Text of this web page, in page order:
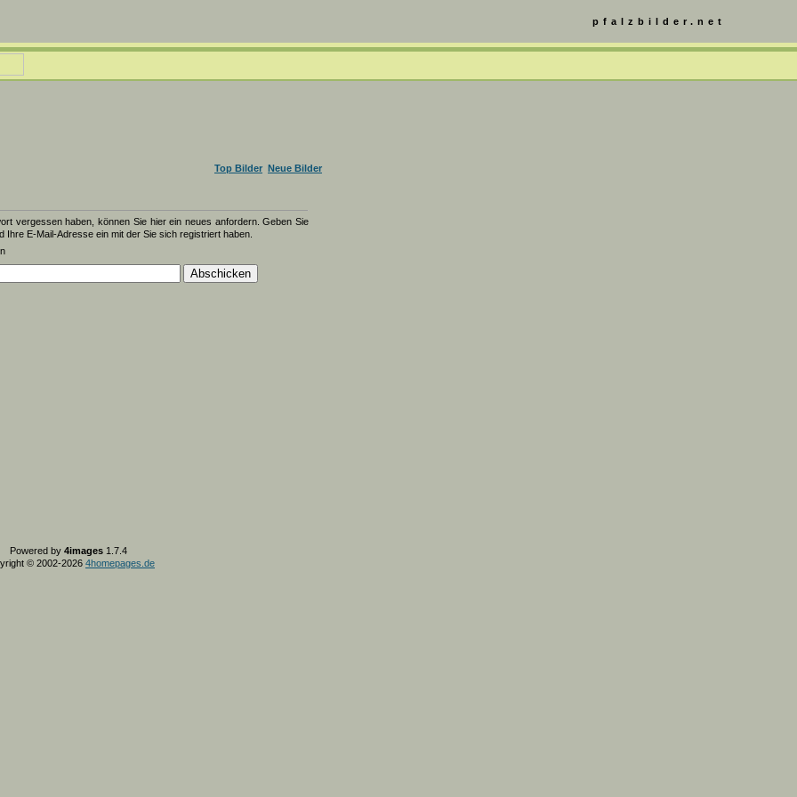
pfalzbilder.net
Top Bilder Neue Bilder
vergessen haben, können Sie hier ein neues anfordern. Geben Sie
Ihre E-Mail-Adresse ein mit der Sie sich registriert haben.
Powered by 4images 1.7.4
© 2002-2026 4homepages.de